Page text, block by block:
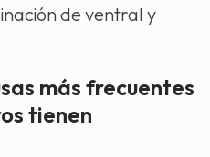
de ventral y
más frecuentes
tienen